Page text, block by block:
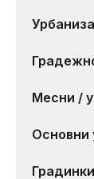
Месни /
Основни
Градинки